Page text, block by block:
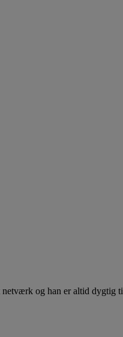
og han er altid dygtig